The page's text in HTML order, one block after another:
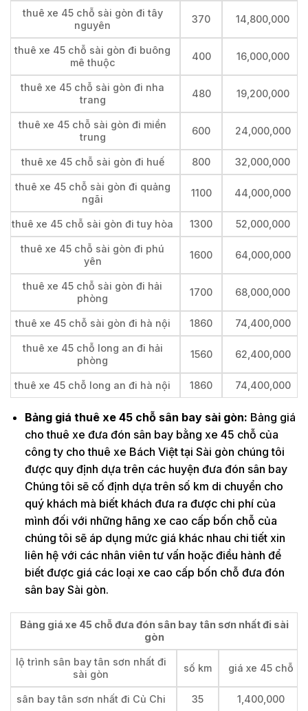
thuê xe 45 chỗ sài gòn đi tây
nguyên
370 14,800,000
thuê xe 45 chỗ sài gòn đi buông
mê thuộc
400 16,000,000
thuê xe 45 chỗ sài gòn đi nha
trang
480 19,200,000
thuê xe 45 chỗ sài gòn đi miền
trung
600 24,000,000
thuê xe 45 chỗ sài gòn đi huế 800 32,000,000
thuê xe 45 chỗ sài gòn đi quảng
ngãi
1100 44,000,000
thuê xe 45 chỗ sài gòn đi tuy hòa 1300 52,000,000
thuê xe 45 chỗ sài gòn đi phú
yên
1600 64,000,000
thuê xe 45 chỗ sài gòn đi hải
phòng
1700 68,000,000
thuê xe 45 chỗ sài gòn đi hà nội 1860 74,400,000
thuê xe 45 chỗ long an đi hải
phòng
1560 62,400,000
thuê xe 45 chỗ long an đi hà nội 1860 74,400,000
Bảng giá thuê xe 45 chỗ sân bay sài gòn: Bảng giá
cho thuê xe đưa đón sân bay bằng xe 45 chỗ của
công ty cho thuê xe Bách Việt tại Sài gòn chúng tôi
được quy định dựa trên các huyện đưa đón sân bay
Chúng tôi sẽ cố định dựa trên số km di chuyển cho
quý khách mà biết khách đưa ra được chi phí của
mình đối với những hãng xe cao cấp bốn chỗ của
chúng tôi sẽ áp dụng mức giá khác nhau chi tiết xin
liên hệ với các nhân viên tư vấn hoặc điều hành để
biết được giá các loại xe cao cấp bốn chỗ đưa đón
sân bay Sài gòn.
Bảng giá xe 45 chỗ đưa đón sân bay tân sơn nhất đi sài
gòn
lộ trình sân bay tân sơn nhất đi
sài gòn
số km giá xe 45 chỗ
sân bay tân sơn nhất đi Củ Chi 35 1,400,000